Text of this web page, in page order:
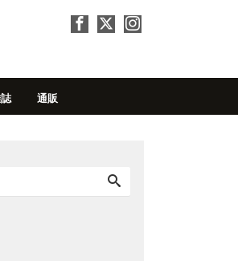
通販